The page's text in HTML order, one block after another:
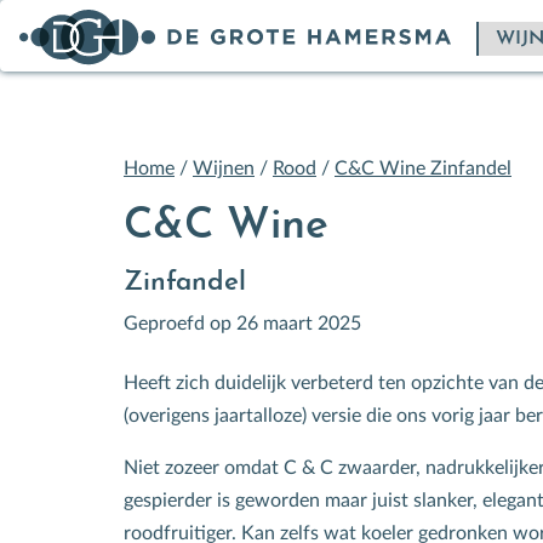
Home / Wijnen / Rood / C&C Wine Zinfandel
C&C Wine
Zinfandel
Geproefd op 26 maart 2025
Heeft zich duidelijk verbeterd ten opzichte van
(overigens jaartalloze) versie die ons vorig jaar
Niet zozeer omdat C & C zwaarder,
gespierder is geworden maar juist slanker,
roodfruitiger. Kan zelfs wat koeler gedronken